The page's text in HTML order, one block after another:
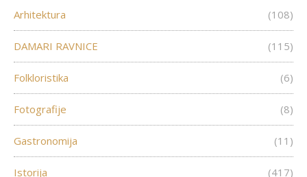
Arhitektura (108)
DAMARI RAVNICE (115)
Folkloristika (6)
Fotografije (8)
Gastronomija (11)
Istorija (417)